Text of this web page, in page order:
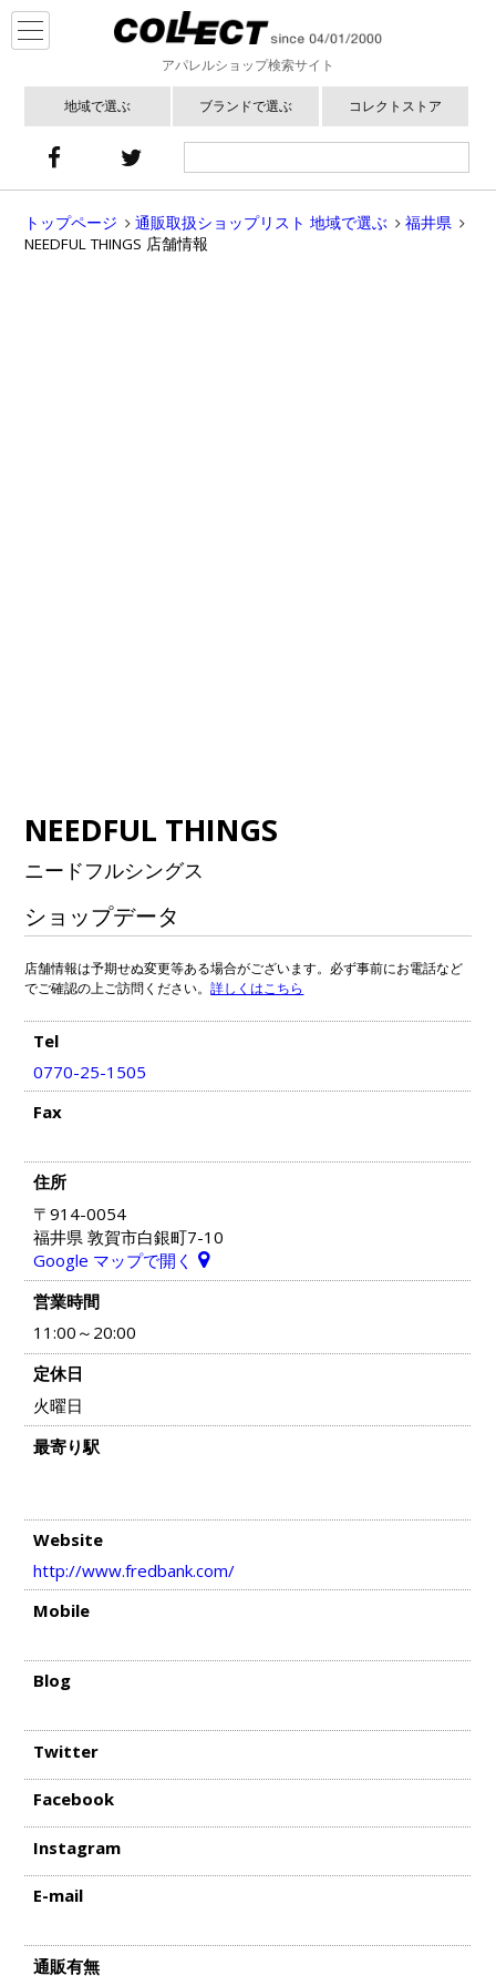
アパレルショップ検索サイト
地域で選ぶ ブランドで選ぶ コレクトストア
トップページ 通販取扱ショップリスト 地域で選ぶ
福井県
NEEDFUL THINGS 店舗情報
NEEDFUL THINGS
ニードフルシングス
ショップデータ
店舗情報は予期せぬ変更等ある場合がございます。必ず事前にお電話など
でご確認の上ご訪問ください。詳しくはこちら
Tel
0770-25-1505
Fax
住所
〒914-0054
福井県 敦賀市白銀町7-10
Google マップで開く
営業時間
11:00～20:00
定休日
火曜日
最寄り駅
Website
http://www.fredbank.com/
Mobile
Blog
Twitter
Facebook
Instagram
E-mail
通販有無